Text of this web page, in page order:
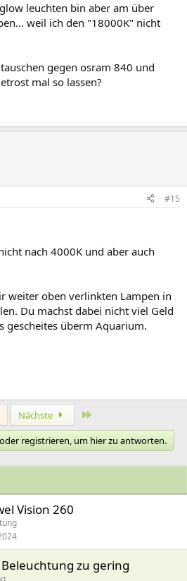
leuchten bin aber am über
weil ich den "18000K" nicht
gegen osram 840 und
mal so lassen?
#15
nach 4000K und aber auch
weiter oben verlinkten Lampen in
Du machst dabei nicht viel Geld
gescheites überm Aquarium.
Nächste
registrieren, um hier zu antworten.
Vision 260
Beleuchtung zu gering